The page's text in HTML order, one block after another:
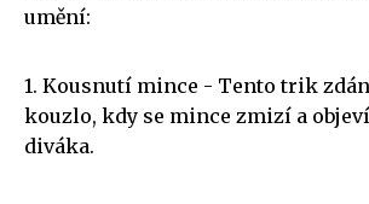
umění:
1. Kousnutí mince - Tento trik
kouzlo, kdy se mince zmizí a
diváka.